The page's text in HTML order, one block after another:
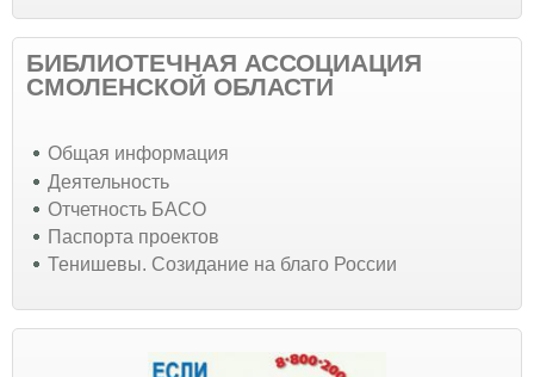
БИБЛИОТЕЧНАЯ АССОЦИАЦИЯ
СМОЛЕНСКОЙ ОБЛАСТИ
Общая информация
Деятельность
Отчетность БАСО
Паспорта проектов
Тенишевы. Созидание на благо России